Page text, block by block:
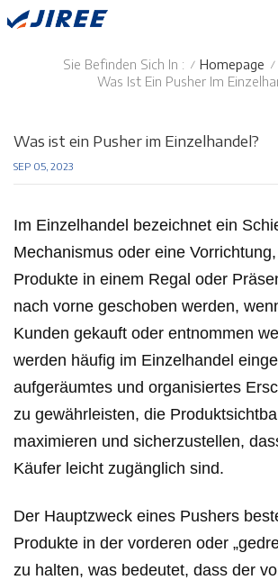
Sie Befinden Sich In : / Homepage /
Was Ist Ein Pusher Im
Was ist ein Pusher im Einzelhandel?
SEP 05, 2023
Im Einzelhandel bezeichnet ein
Mechanismus oder eine
Produkte in einem Regal oder
nach vorne geschoben werden,
Kunden gekauft oder entnommen
werden häufig im Einzelhandel
aufgeräumtes und organisiertes
zu gewährleisten, die
maximieren und sicherzustellen,
Käufer leicht zugänglich sind.
Der Hauptzweck eines Pushers
Produkte in der vorderen oder
zu halten, was bedeutet, dass der